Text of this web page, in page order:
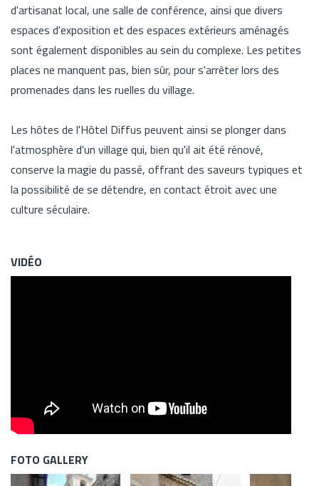
d'artisanat local, une salle de conférence, ainsi que divers
espaces d'exposition et des espaces extérieurs aménagés
sont également disponibles au sein du complexe. Les petites
places ne manquent pas, bien sûr, pour s'arrêter lors des
promenades dans les ruelles du village.
Les hôtes de l'Hôtel Diffus peuvent ainsi se plonger dans
l'atmosphère d'un village qui, bien qu'il ait été rénové,
conserve la magie du passé, offrant des saveurs typiques et
la possibilité de se détendre, en contact étroit avec une
culture séculaire.
VIDÉO
FOTO GALLERY